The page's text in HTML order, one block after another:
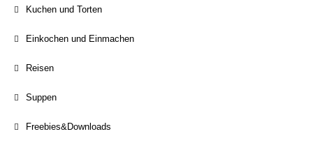
Kuchen und Torten
Einkochen und Einmachen
Reisen
Suppen
Freebies&Downloads